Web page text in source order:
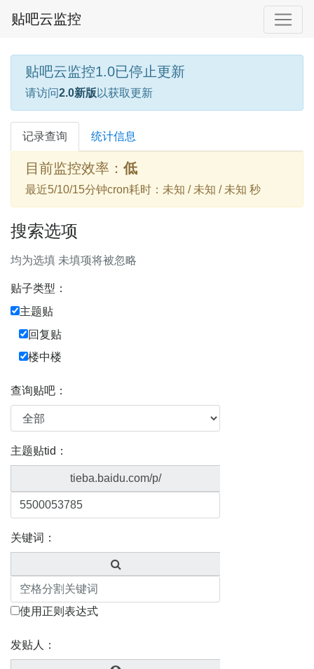
贴吧云监控
贴吧云监控1.0已停止更新
请访问2.0新版 以获取更新
记录查询 统计信息
目前监控效率： 低
最近5/10/15分钟cron耗时：未知 / 未知 / 未知 秒
搜索选项
均为选填 未填项将被忽略
贴子类型：
主题贴
回复贴
楼中楼
查询贴吧：
主题贴tid：
tieba.baidu.com/p/
关键词：
使用正则表达式
发贴人：